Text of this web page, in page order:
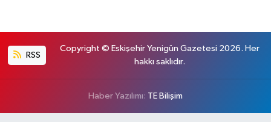
RSS
Copyright © Eskişehir Yenigün Gazetesi 2026. Her
hakkı saklıdır.
Haber Yazılımı: TE Bilişim